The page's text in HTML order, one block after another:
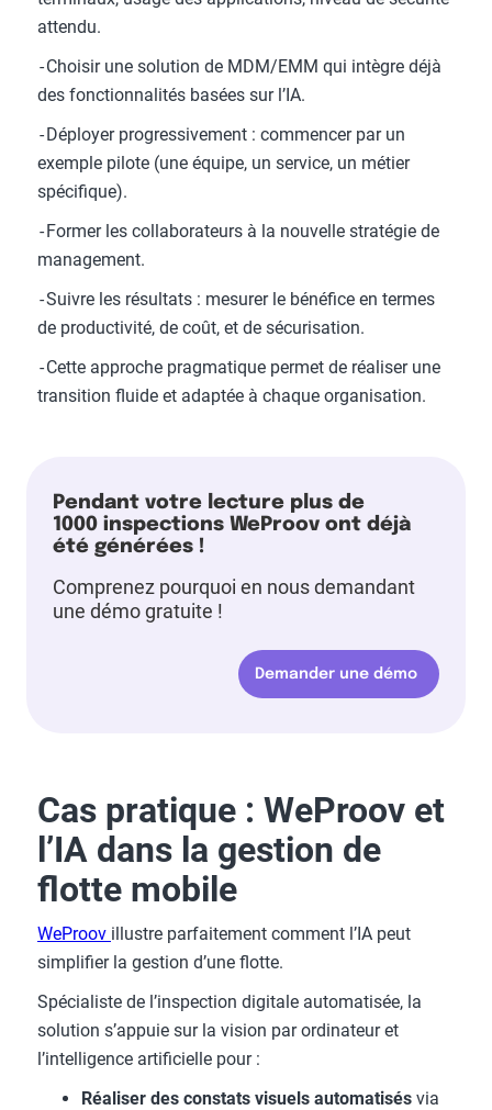
attendu.
- Choisir une solution de MDM/EMM qui intègre déjà
des fonctionnalités basées sur l’IA.
- Déployer progressivement : commencer par un
exemple pilote (une équipe, un service, un métier
spécifique).
- Former les collaborateurs à la nouvelle stratégie de
management.
- Suivre les résultats : mesurer le bénéfice en termes
de productivité, de coût, et de sécurisation.
- Cette approche pragmatique permet de réaliser une
transition fluide et adaptée à chaque organisation.
Pendant votre lecture plus de
1000 inspections WeProov ont déjà
été générées !
Comprenez pourquoi en nous demandant
une démo gratuite !
Demander une démo
Cas pratique : WeProov et
l’IA dans la gestion de
flotte mobile
WeProov illustre parfaitement comment l’IA peut
simplifier la gestion d’une flotte.
Spécialiste de l’inspection digitale automatisée, la
solution s’appuie sur la vision par ordinateur et
l’intelligence artificielle pour :
Réaliser des constats visuels automatisés via